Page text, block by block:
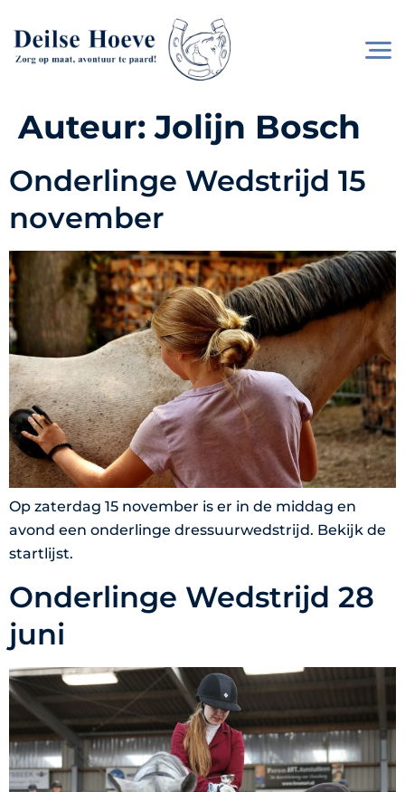
Auteur:Jolijn Bosch
Onderlinge Wedstrijd 15
november
Op zaterdag 15 november is er in de middag en
avond een onderlinge dressuurwedstrijd. Bekijk de
startlijst.
Onderlinge Wedstrijd 28
juni